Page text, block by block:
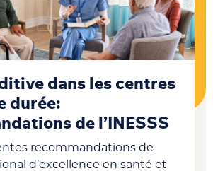
dans les centres
durée:
de l’INESSS
recommandations de
d’excellence en santé et